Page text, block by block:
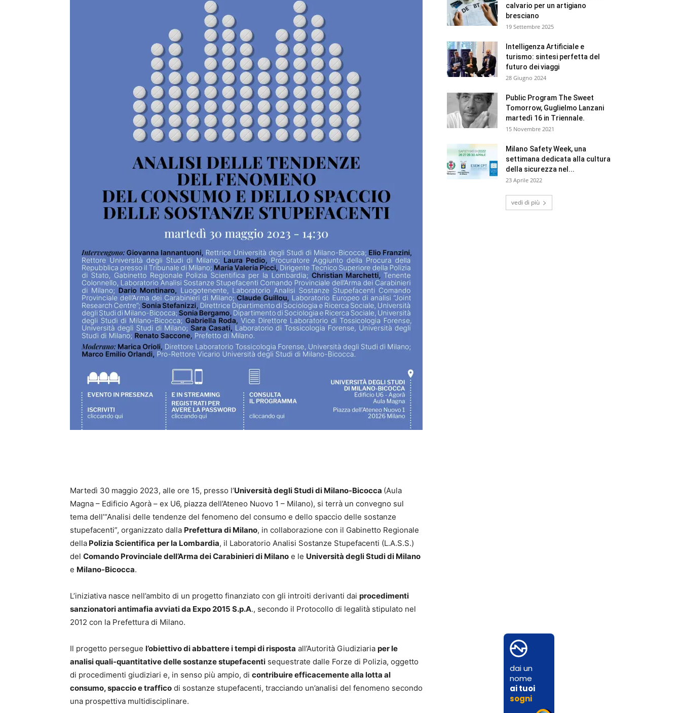
Martedì 30 maggio 2023, alle ore 15, presso l’Università degli Studi di Milano-Bicocca (Aula
Magna – Edificio Agorà – ex U6, piazza dell’Ateneo Nuovo 1 – Milano), si terrà un convegno sul
tema dell’“Analisi delle tendenze del fenomeno del consumo e dello spaccio delle sostanze
stupefacenti”, organizzato dalla Prefettura di Milano, in collaborazione con il Gabinetto Regionale
della Polizia Scientifica per la Lombardia, il Laboratorio Analisi Sostanze Stupefacenti (L.A.S.S.)
del Comando Provinciale dell’Arma dei Carabinieri di Milano e le Università degli Studi di Milano
e Milano-Bicocca.
L’iniziativa nasce nell’ambito di un progetto finanziato con gli introiti derivanti dai procedimenti
sanzionatori antimafia avviati da Expo 2015 S.p.A., secondo il Protocollo di legalità stipulato nel
2012 con la Prefettura di Milano.
Il progetto persegue l’obiettivo di abbattere i tempi di risposta all’Autorità Giudiziaria per le
analisi quali-quantitative delle sostanze stupefacenti sequestrate dalle Forze di Polizia, oggetto
di procedimenti giudiziari e, in senso più ampio, di contribuire efficacemente alla lotta al
consumo, spaccio e traffico di sostanze stupefacenti, tracciando un’analisi del fenomeno secondo
una prospettiva multidisciplinare.
calvario per un artigiano
bresciano
19 Settembre 2025
Intelligenza Artificiale e
turismo: sintesi perfetta del
futuro dei viaggi
28 Giugno 2024
Public Program The Sweet
Tomorrow, Guglielmo Lanzani
martedì 16 in Triennale.
15 Novembre 2021
Milano Safety Week, una
settimana dedicata alla cultura
della sicurezza nel...
23 Aprile 2022
vedi di più